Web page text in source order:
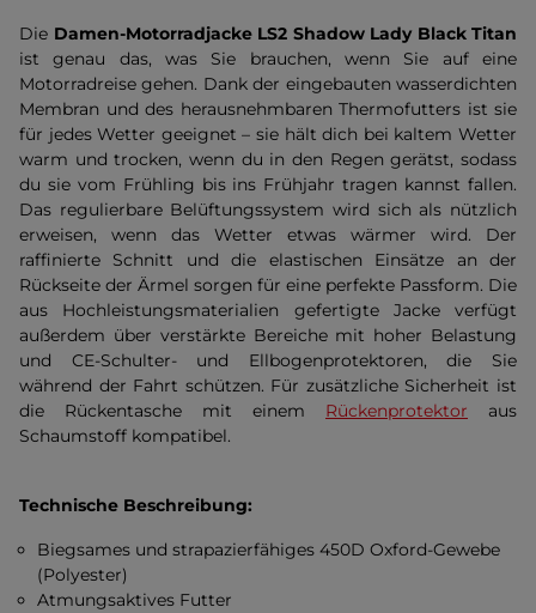
Die Damen-Motorradjacke LS2 Shadow Lady Black Titan
ist genau das, was Sie brauchen, wenn Sie auf eine
Motorradreise gehen. Dank der eingebauten wasserdichten
Membran und des herausnehmbaren Thermofutters ist sie
für jedes Wetter geeignet – sie hält dich bei kaltem Wetter
warm und trocken, wenn du in den Regen gerätst, sodass
du sie vom Frühling bis ins Frühjahr tragen kannst fallen.
Das regulierbare Belüftungssystem wird sich als nützlich
erweisen, wenn das Wetter etwas wärmer wird. Der
raffinierte Schnitt und die elastischen Einsätze an der
Rückseite der Ärmel sorgen für eine perfekte Passform. Die
aus Hochleistungsmaterialien gefertigte Jacke verfügt
außerdem über verstärkte Bereiche mit hoher Belastung
und CE-Schulter- und Ellbogenprotektoren, die Sie
während der Fahrt schützen. Für zusätzliche Sicherheit ist
die Rückentasche mit einem Rückenprotektor aus
Schaumstoff kompatibel.
Technische Beschreibung:
Biegsames und strapazierfähiges 450D Oxford-Gewebe
(Polyester)
Atmungsaktives Futter